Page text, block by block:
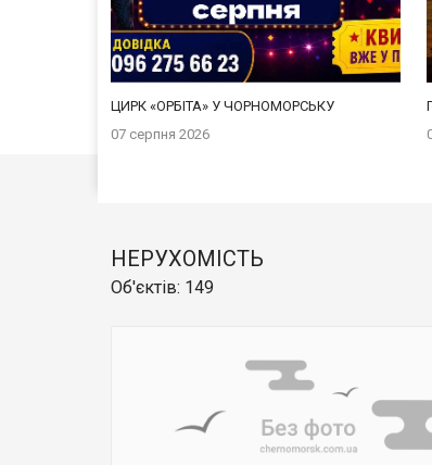
ЦИРК «ОРБІТА» У ЧОРНОМОРСЬКУ
07 серпня 2026
НЕРУХОМІСТЬ
Об'єктів: 149